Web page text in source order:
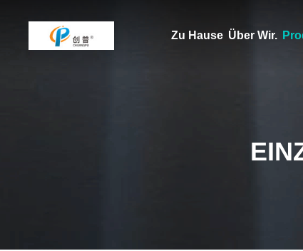
Zu Hause Über Wir.